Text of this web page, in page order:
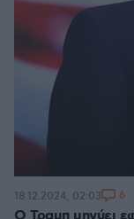
18.12.2024, 02:03 6